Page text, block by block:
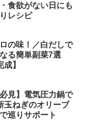
食欲がない日にも
レシピ
の味！／白だしで
る簡単副菜7選
】
見】電気圧力鍋で
玉ねぎのオリーブ
巡りサポート